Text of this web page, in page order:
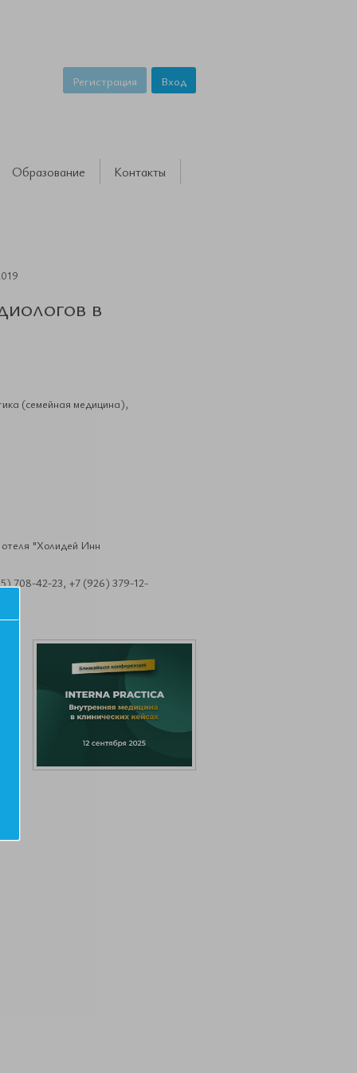
Регистрация Вход
Образование Контакты
в
(семейная медицина),
"Холидей Инн
708-42-23, +7 (926) 379-12-